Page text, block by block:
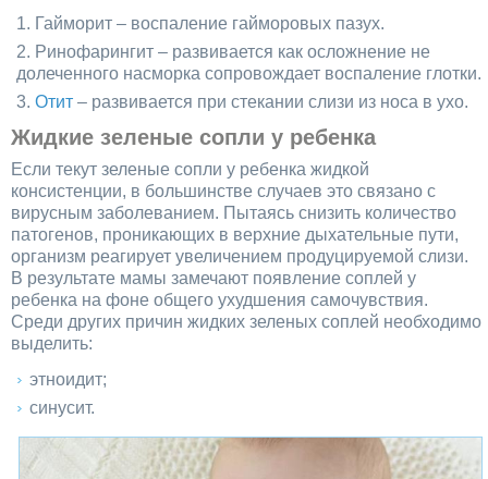
Гайморит – воспаление гайморовых пазух.
Ринофарингит – развивается как осложнение не
долеченного насморка сопровождает воспаление глотки.
Отит– развивается при стекании слизи из носа в ухо.
Жидкие зеленые сопли у ребенка
Если текут зеленые сопли у ребенка жидкой
консистенции, в большинстве случаев это связано с
вирусным заболеванием. Пытаясь снизить количество
патогенов, проникающих в верхние дыхательные пути,
организм реагирует увеличением продуцируемой слизи.
В результате мамы замечают появление соплей у
ребенка на фоне общего ухудшения самочувствия.
Среди других причин жидких зеленых соплей необходимо
выделить:
этноидит;
синусит.